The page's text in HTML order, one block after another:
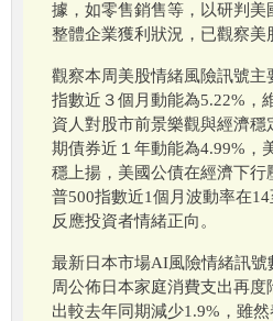
據，如零售銷售等，以研判美
整體企業獲利狀況，已觀察美
觀察本周美股情緒風險訊號主
指數近３個月動能為5.22%，
資人對股市前景樂觀與經濟
期債券近１年動能為4.99%，
穩上揚，美國公債在經濟下行
普500指數近1個月波動率在14
反應投資者情緒正向。
最新日本市場AI風險情緒訊號
周公佈日本家庭消費支出再
出較去年同期減少1.9%，雖